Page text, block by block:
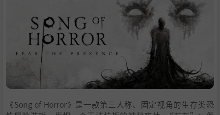
13个可玩角色
探索最恐怖的地方
系统需求
. 支持作者
中文设置
学习版下载
《Song of Horror》是一款第三人称、固定视角的生存类恐